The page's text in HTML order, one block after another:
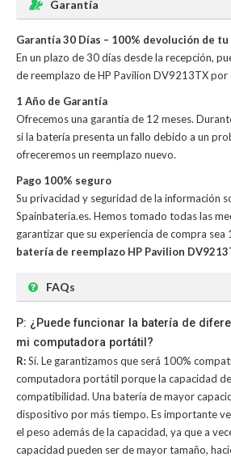
Garantía
Garantía 30 Días – 100% devolución de
En un plazo de 30 días desde la recepción,
de reemplazo de HP Pavilion DV9213TXpor
1 Año de Garantía
Ofrecemos una garantía de 12 meses.
si la batería presenta un fallo debido a un
ofreceremos un reemplazo nuevo.
Pago 100% seguro
Su privacidad y seguridad de la información
Spainbateria.es. Hemos tomado todas las
garantizar que su experiencia de compra sea
batería de reemplazo HP Pavilion
FAQs
P: ¿Puede funcionar la batería de
mi computadora portátil?
R:Sí. Le garantizamos que será 100%
computadora portátil porque la capacidad
compatibilidad. Una batería de mayor
dispositivo por más tiempo. Es importante
el peso además de la capacidad, ya que a
capacidad pueden ser de mayor tamaño,